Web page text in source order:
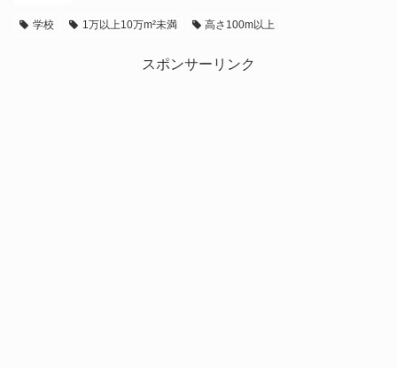
学校 1万以上10万m²未満 高さ100m以上
スポンサーリンク